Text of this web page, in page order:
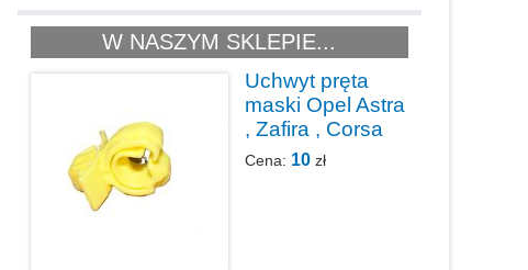
W NASZYM SKLEPIE...
Uchwyt pręta
maski Opel Astra
, Zafira , Corsa
Cena: 10 zł